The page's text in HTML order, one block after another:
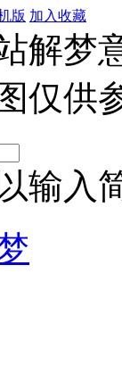
版 加入收藏
解梦
仅供
输入